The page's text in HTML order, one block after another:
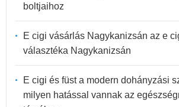
boltjaihoz
E cigi vásárlás Nagykanizsán az e
választéka Nagykanizsán
E cigi és füst a modern dohányzási
milyen hatással vannak az